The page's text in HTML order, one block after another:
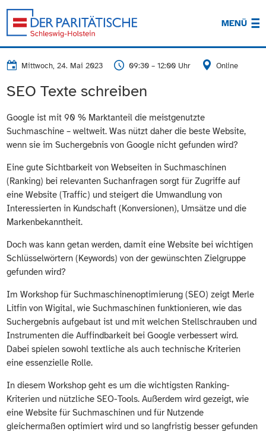
MENÜ
Mittwoch, 24. Mai 2023 09:30 – 12:00 Uhr Online
SEO Texte schreiben
Google ist mit 90 % Marktanteil die meistgenutzte
Suchmaschine – weltweit. Was nützt daher die beste Website,
wenn sie im Suchergebnis von Google nicht gefunden wird?
Eine gute Sichtbarkeit von Webseiten in Suchmaschinen
(Ranking) bei relevanten Suchanfragen sorgt für Zugriffe auf
eine Website (Traffic) und steigert die Umwandlung von
Interessierten in Kundschaft (Konversionen), Umsätze und die
Markenbekanntheit.
Doch was kann getan werden, damit eine Website bei wichtigen
Schlüsselwörtern (Keywords) von der gewünschten Zielgruppe
gefunden wird?
Im Workshop für Suchmaschinenoptimierung (SEO) zeigt Merle
Litfin von Wigital, wie Suchmaschinen funktionieren, wie das
Suchergebnis aufgebaut ist und mit welchen Stellschrauben und
Instrumenten die Auffindbarkeit bei Google verbessert wird.
Dabei spielen sowohl textliche als auch technische Kriterien
eine essenzielle Rolle.
In diesem Workshop geht es um die wichtigsten Ranking-
Kriterien und nützliche SEO-Tools. Außerdem wird gezeigt, wie
eine Website für Suchmaschinen und für Nutzende
gleichermaßen optimiert wird und so langfristig besser gefunden